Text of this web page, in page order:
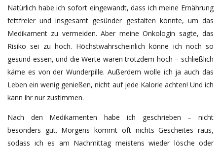
Natürlich habe ich sofort eingewandt, dass ich meine Ernährung
fettfreier und insgesamt gesünder gestalten könnte, um das
Medikament zu vermeiden. Aber meine Onkologin sagte, das
Risiko sei zu hoch. Höchstwahrscheinlich könne ich noch so
gesund essen, und die Werte wären trotzdem hoch – schließlich
käme es von der Wunderpille. Außerdem wolle ich ja auch das
Leben ein wenig genießen, nicht auf jede Kalorie achten! Und ich
kann ihr nur zustimmen.
Nach den Medikamenten habe ich geschrieben – nicht
besonders gut. Morgens kommt oft nichts Gescheites raus,
sodass ich es am Nachmittag meistens wieder lösche oder